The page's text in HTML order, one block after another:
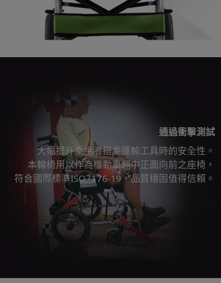
通過衝擊測試
大幅提升乘坐者搭乘運輸工具時的安全性。​
本輪椅用以作為機動車輛中正面向前之座椅，​
符合國際標準ISO7176-19，品質穩固值得信賴。​